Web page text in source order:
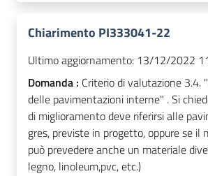
Chiarimento PI333041-22
Ultimo aggiornamento: 13/12/2022
Domanda : Criterio di valutazione 3.4.
delle pavimentazioni interne" . Si
di miglioramento deve riferirsi alle
gres, previste in progetto, oppure se il
può prevedere anche un materiale
legno, linoleum,pvc, etc.)